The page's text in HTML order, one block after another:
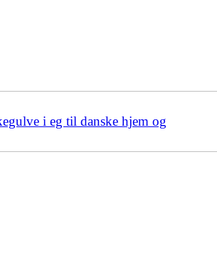
i eg til danske hjem og